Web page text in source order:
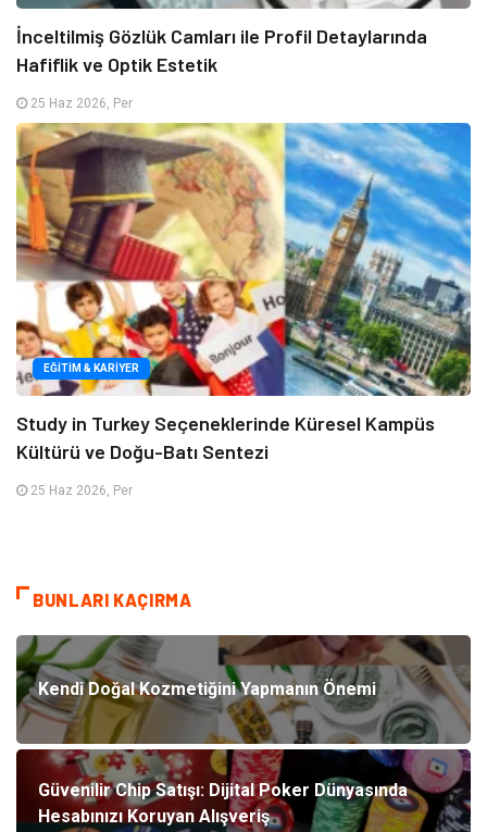
İnceltilmiş Gözlük Camları ile Profil Detaylarında
Hafiflik ve Optik Estetik
25 Haz 2026, Per
EĞITIM & KARIYER
Study in Turkey Seçeneklerinde Küresel Kampüs
Kültürü ve Doğu-Batı Sentezi
25 Haz 2026, Per
BUNLARI KAÇIRMA
Kendi Doğal Kozmetiğini Yapmanın Önemi
Güvenilir Chip Satışı: Dijital Poker Dünyasında
Hesabınızı Koruyan Alışveriş